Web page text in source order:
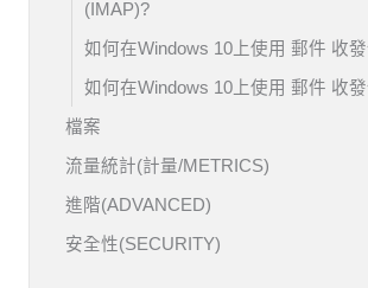
(IMAP)?
如何在Windows 10上使用 郵件 收
如何在Windows 10上使用 郵件 收
檔案
流量統計(計量/METRICS)
進階(ADVANCED)
安全性(SECURITY)